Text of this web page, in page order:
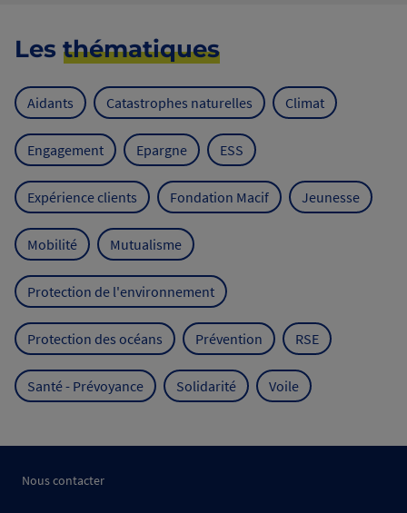
Les thématiques
Aidants Catastrophes naturelles Climat
Engagement Epargne ESS
Expérience clients Fondation Macif Jeunesse
Mobilité Mutualisme
Protection de l'environnement
Protection des océans Prévention RSE
Santé - Prévoyance Solidarité Voile
Nous contacter